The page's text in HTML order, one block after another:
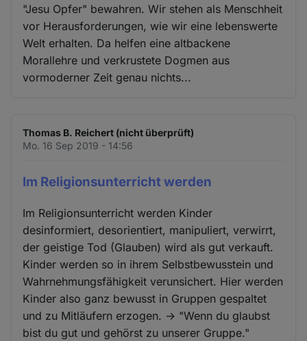
"Jesu Opfer" bewahren. Wir stehen als Menschheit
vor Herausforderungen, wie wir eine lebenswerte
Welt erhalten. Da helfen eine altbackene
Morallehre und verkrustete Dogmen aus
vormoderner Zeit genau nichts...
Thomas B. Reichert (nicht überprüft)
Mo. 16 Sep 2019 - 14:56
Im Religionsunterricht werden
Im Religionsunterricht werden Kinder
desinformiert, desorientiert, manipuliert, verwirrt,
der geistige Tod (Glauben) wird als gut verkauft.
Kinder werden so in ihrem Selbstbewusstein und
Wahrnehmungsfähigkeit verunsichert. Hier werden
Kinder also ganz bewusst in Gruppen gespaltet
und zu Mitläufern erzogen. -> "Wenn du glaubst
bist du gut und gehörst zu unserer Gruppe."